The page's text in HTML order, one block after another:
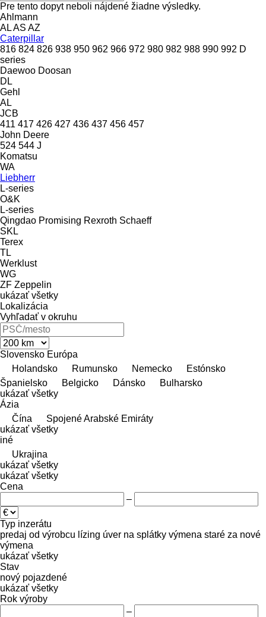
Pre tento dopyt neboli nájdené žiadne výsledky.
Ahlmann
ALAS AZ
Caterpillar
816 824 826 938 950 962 966 972 980 982 988 990 992 D
series
Daewoo Doosan
DL
Gehl
AL
JCB
411 417 426 427 436 437 456 457
John Deere
524 544 J
Komatsu
WA
Liebherr
L-series
O&K
L-series
Qingdao Promising Rexroth Schaeff
SKL
Terex
TL
Werklust
WG
ZF Zeppelin
ukázať všetky
Lokalizácia
Vyhľadať v okruhu
Slovensko Európa
Holandsko
Rumunsko Nemecko
Estónsko
Španielsko
Belgicko Dánsko
Bulharsko
ukázať všetky
Ázia
Čína
Spojené Arabské Emiráty
ukázať všetky
iné
Ukrajina
ukázať všetky
ukázať všetky
Cena
–
Typ inzerátu
predaj od výrobcu lízing úver na splátky výmena staré za nové
výmena
ukázať všetky
Stav
nový pojazdené
ukázať všetky
Rok výroby
–